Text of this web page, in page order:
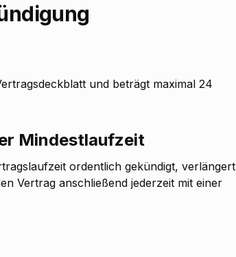
und beträgt maximal 24
Mindestlaufzeit
ordentlich gekündigt, verlängert
Vertrag anschließend jederzeit mit einer